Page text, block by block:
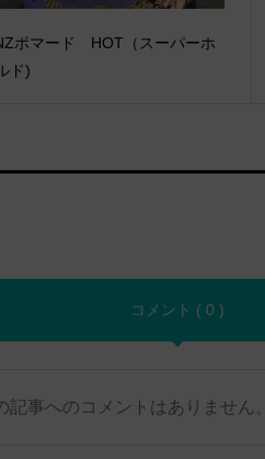
ポマード HOT（スーパーホ
ド)
コメント ( 0 )
記事へのコメントはありません。